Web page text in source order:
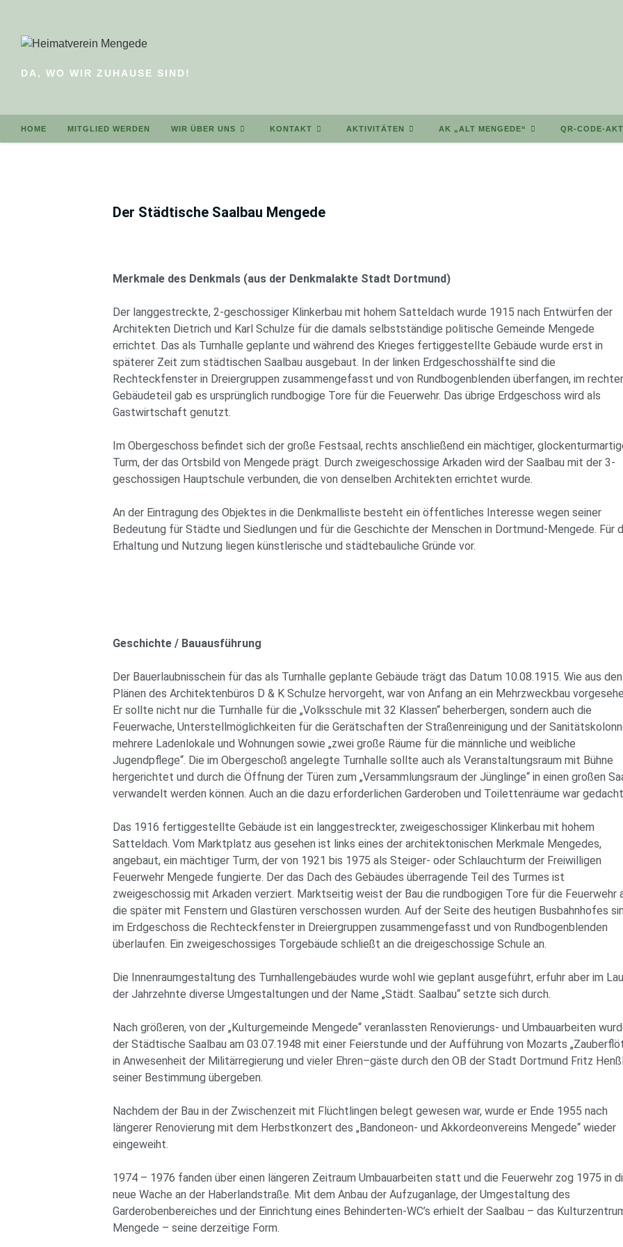
DA, WO WIR ZUHAUSE SIND!
HOME MITGLIED WERDEN WIR ÜBER UNS KONTAKT AKTIVITÄTEN AK „ALT MENGEDE“ QR-CODE-
Der Städtische Saalbau Mengede
Merkmale des Denkmals (aus der Denkmalakte Stadt Dortmund)
Der langgestreckte, 2-geschossiger Klinkerbau mit hohem Satteldach wurde 1915 nach Entwürfen der
Architekten Dietrich und Karl Schulze für die damals selbstständige politische Gemeinde Mengede
errichtet. Das als Turnhalle geplante und während des Krieges fertiggestellte Gebäude wurde erst in
späterer Zeit zum städtischen Saalbau ausgebaut. In der linken Erdgeschosshälfte sind die
Rechteckfenster in Dreiergruppen zusammengefasst und von Rundbogenblenden überfangen, im
Gebäudeteil gab es ursprünglich rundbogige Tore für die Feuerwehr. Das übrige Erdgeschoss wird als
Gastwirtschaft genutzt.
Im Obergeschoss befindet sich der große Festsaal, rechts anschließend ein mächtiger,
Turm, der das Ortsbild von Mengede prägt. Durch zweigeschossige Arkaden wird der Saalbau mit der 3-
geschossigen Hauptschule verbunden, die von denselben Architekten errichtet wurde.
An der Eintragung des Objektes in die Denkmalliste besteht ein öffentliches Interesse wegen seiner
Bedeutung für Städte und Siedlungen und für die Geschichte der Menschen in Dortmund-Mengede. Für
Erhaltung und Nutzung liegen künstlerische und städtebauliche Gründe vor.
Geschichte / Bauausführung
Der Bauerlaubnisschein für das als Turnhalle geplante Gebäude trägt das Datum 10.08.1915. Wie aus den
Plänen des Architektenbüros D & K Schulze hervorgeht, war von Anfang an ein Mehrzweckbau
Er sollte nicht nur die Turnhalle für die „Volksschule mit 32 Klassen“ beherbergen, sondern auch die
Feuerwache, Unterstellmöglichkeiten für die Gerätschaften der Straßenreinigung und der
mehrere Ladenlokale und Wohnungen sowie „zwei große Räume für die männliche und weibliche
Jugendpflege“. Die im Obergeschoß angelegte Turnhalle sollte auch als Veranstaltungsraum mit Bühne
hergerichtet und durch die Öffnung der Türen zum „Versammlungsraum der Jünglinge“ in einen großen
verwandelt werden können. Auch an die dazu erforderlichen Garderoben und Toilettenräume war
Das 1916 fertiggestellte Gebäude ist ein langgestreckter, zweigeschossiger Klinkerbau mit hohem
Satteldach. Vom Marktplatz aus gesehen ist links eines der architektonischen Merkmale Mengedes,
angebaut, ein mächtiger Turm, der von 1921 bis 1975 als Steiger- oder Schlauchturm der Freiwilligen
Feuerwehr Mengede fungierte. Der das Dach des Gebäudes überragende Teil des Turmes ist
zweigeschossig mit Arkaden verziert. Marktseitig weist der Bau die rundbogigen Tore für die Feuerwehr
die später mit Fenstern und Glastüren verschossen wurden. Auf der Seite des heutigen Busbahnhofes
im Erdgeschoss die Rechteckfenster in Dreiergruppen zusammengefasst und von Rundbogenblenden
überlaufen. Ein zweigeschossiges Torgebäude schließt an die dreigeschossige Schule an.
Die Innenraumgestaltung des Turnhallengebäudes wurde wohl wie geplant ausgeführt, erfuhr aber im
der Jahrzehnte diverse Umgestaltungen und der Name „Städt. Saalbau“ setzte sich durch.
Nach größeren, von der „Kulturgemeinde Mengede“ veranlassten Renovierungs- und Umbauarbeiten
der Städtische Saalbau am 03.07.1948 mit einer Feierstunde und der Aufführung von Mozarts
in Anwesenheit der Militärregierung und vieler Ehren–gäste durch den OB der Stadt Dortmund Fritz
seiner Bestimmung übergeben.
Nachdem der Bau in der Zwischenzeit mit Flüchtlingen belegt gewesen war, wurde er Ende 1955 nach
längerer Renovierung mit dem Herbstkonzert des „Bandoneon- und Akkordeonvereins Mengede“ wieder
eingeweiht.
1974 – 1976 fanden über einen längeren Zeitraum Umbauarbeiten statt und die Feuerwehr zog 1975 in
neue Wache an der Haberlandstraße. Mit dem Anbau der Aufzuganlage, der Umgestaltung des
Garderobenbereiches und der Einrichtung eines Behinderten-WC’s erhielt der Saalbau – das
Mengede – seine derzeitige Form.